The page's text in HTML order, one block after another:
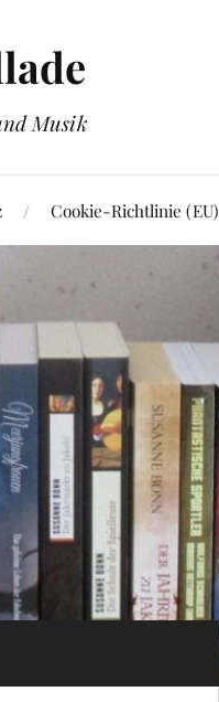
Musik
Cookie-Richtlinie (EU)